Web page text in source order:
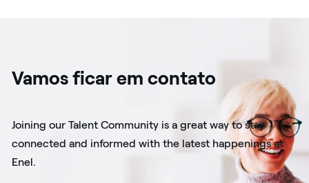
Vamos ficar em contato
Joining our Talent Community is a great way to stay
connected and informed with the latest happenings at
Enel.